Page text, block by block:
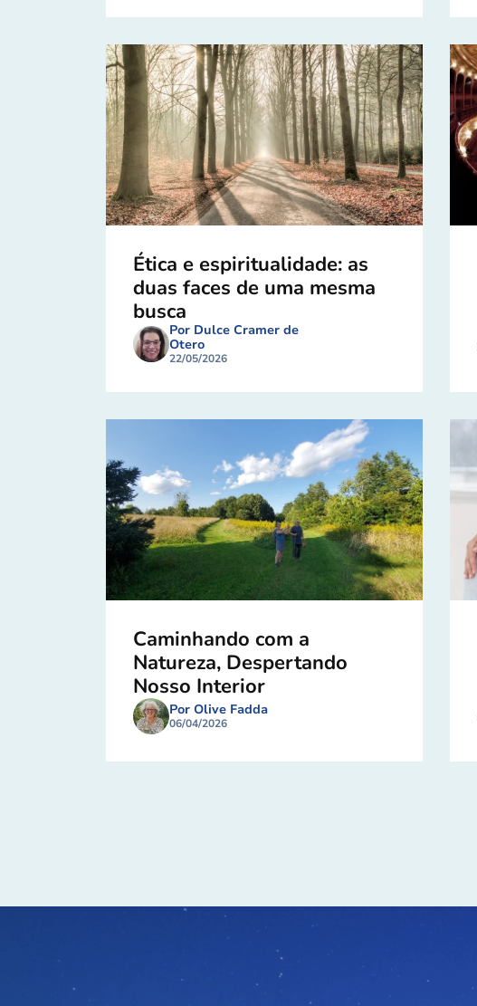
Ética e espiritualidade: as
duas faces de uma mesma
busca
Por Dulce Cramer de
Otero
22/05/2026
Caminhando com a
Natureza, Despertando
Nosso Interior
Por Olive Fadda
06/04/2026